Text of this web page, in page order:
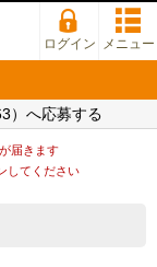
ログイン メニュー
）へ応募する
届きます
してください